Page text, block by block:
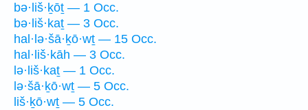
bə·liš·ḵōṯ — 1 Occ.
bə·liš·kaṯ — 3 Occ.
hal·lə·šā·ḵō·wṯ — 15 Occ.
hal·liš·kāh — 3 Occ.
lə·liš·kaṯ — 1 Occ.
lə·šā·ḵō·wṯ — 5 Occ.
liš·ḵō·wṯ — 5 Occ.